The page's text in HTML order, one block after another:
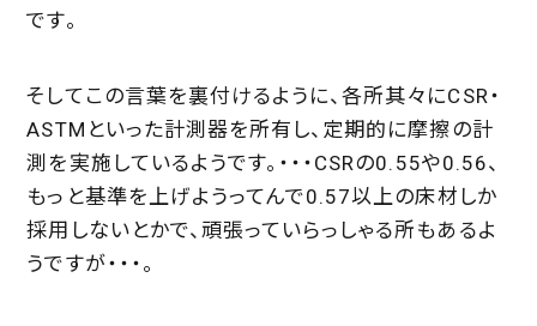
です。
そしてこの言葉を裏付けるように、各所其々にCSR・
ASTMといった計測器を所有し、定期的に摩擦の計
測を実施しているようです。・・・CSRの0.55や0.56、
もっと基準を上げようってんで0.57以上の床材しか
採用しないとかで、頑張っていらっしゃる所もあるよ
うですが・・・。